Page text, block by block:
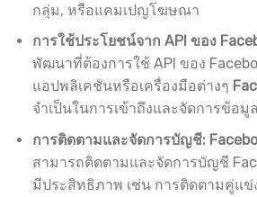
กลุ่ม, หรือแคมเปญโฆษณา
การใช้ประโยชน์จาก API ของ
พัฒนาที่ต้องการใช้ API ของ
แอปพลิเคชันหรือเครื่องมือต่างๆ
จำเป็นในการเข้าถึงและจัดการข้อมูล
การติดตามและจัดการบัญชี:
สามารถติดตามและจัดการบัญชี
มีประสิทธิภาพ เช่น การติดตามคู่แข่